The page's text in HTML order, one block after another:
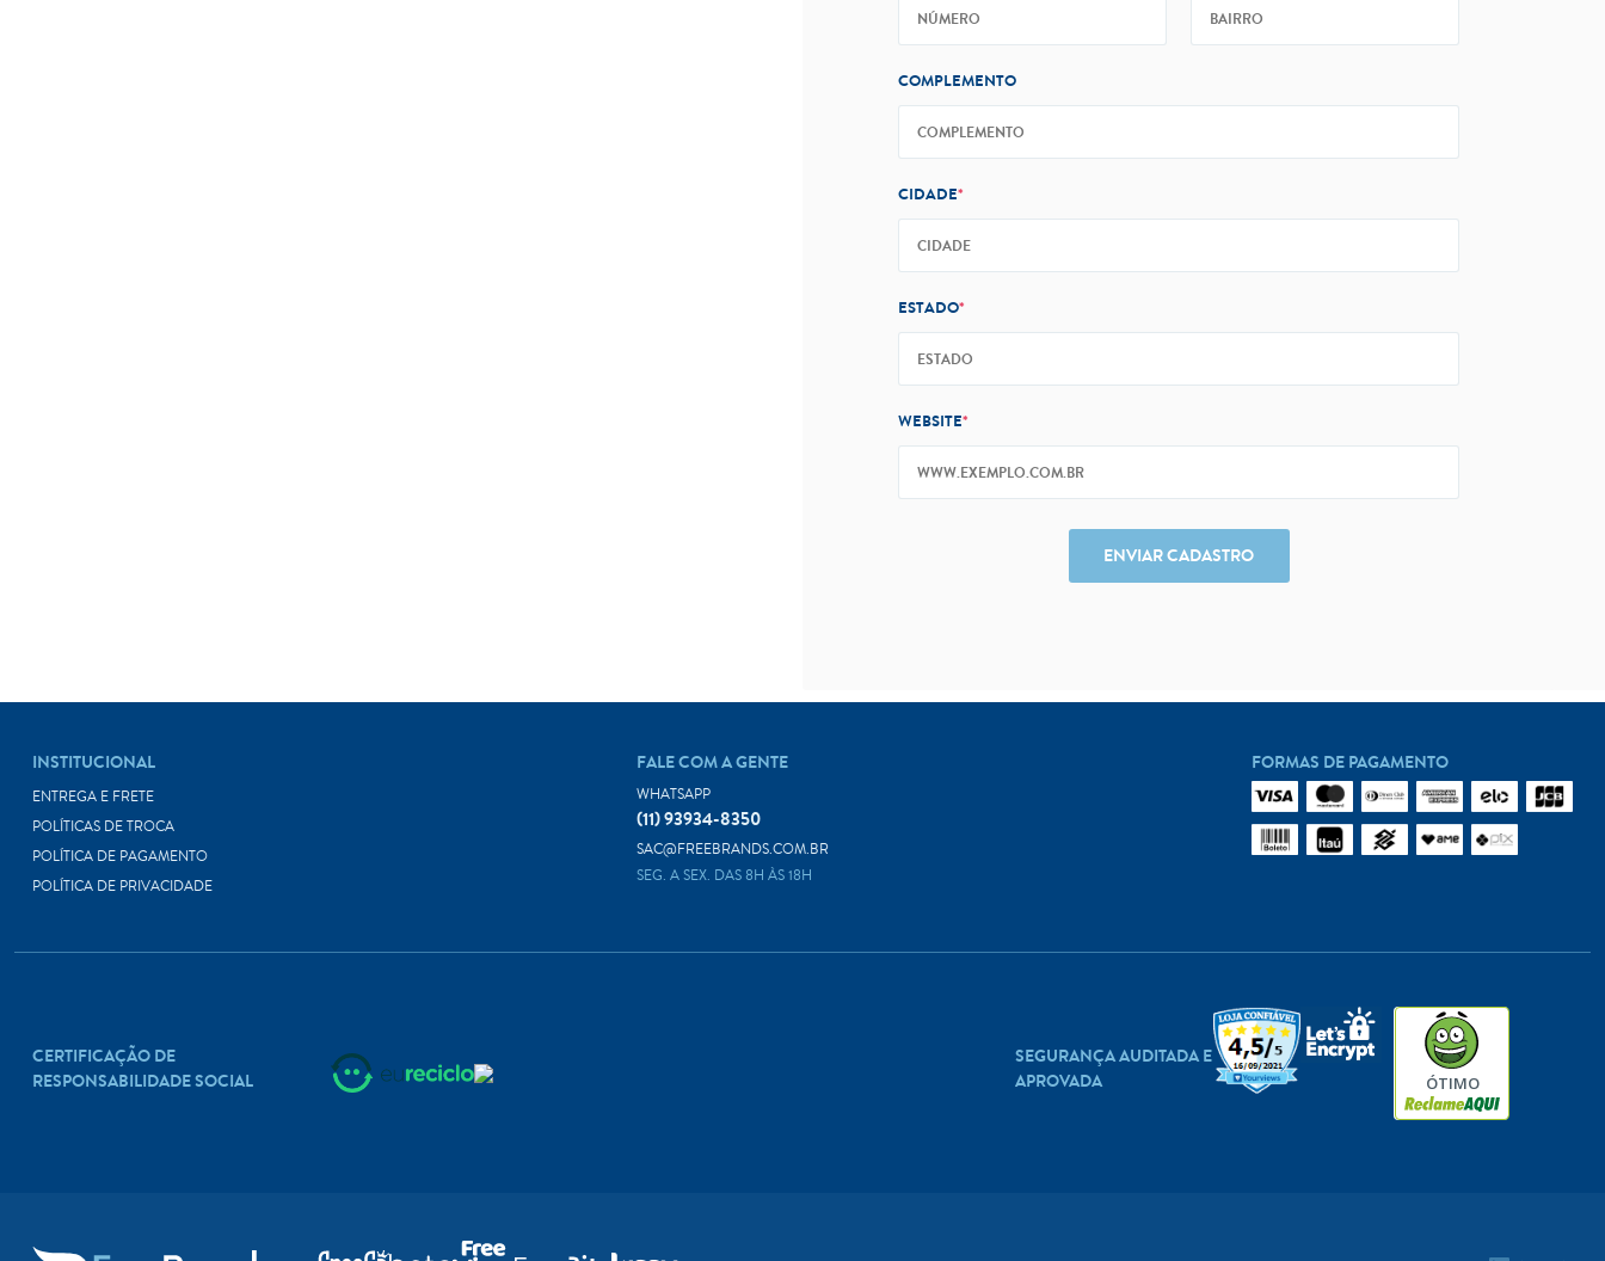
COMPLEMENTO
CIDADE*
ESTADO*
WEBSITE*
ENVIAR CADASTRO
INSTITUCIONAL
ENTREGA E FRETE
POLÍTICAS DE TROCA
POLÍTICA DE PAGAMENTO
POLÍTICA DE PRIVACIDADE
FALE COM A GENTE
WHATSAPP
(11) 93934-8350
SAC@FREEBRANDS.COM.BR
SEG. A SEX. DAS 8H ÀS 18H
FORMAS DE PAGAMENTO
CERTIFICAÇÃO DE
RESPONSABILIDADE SOCIAL
SEGURANÇA AUDITADA E
APROVADA
ÓTIMO